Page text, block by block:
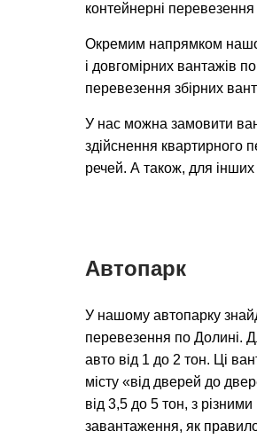
контейнерні перевезення
Окремим напрямком
і довгомірних вантажів
перевезення збірних
У нас можна замовити
здійснення квартирного
речей. А також, для
Автопарк
У нашому автопарку
перевезення по Долині.
авто від 1 до 2 тон. Ці
місту «від дверей до
від 3,5 до 5 тон, з
завантаження, як